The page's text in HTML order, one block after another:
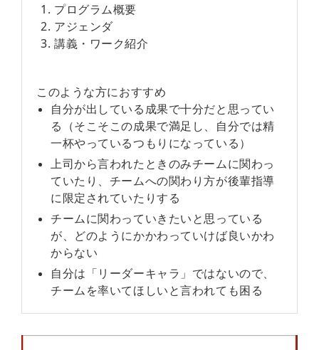
プログラム概要
アジェンダ
講義・ワーク紹介
このような方におすすめ
自分が出している成果で十分だと思ってい
る（そこそこの成果で満足し、自分では精
一杯やっているつもりになっている）
上司から言われたときのみチームに関わっ
ていたり、チームへの関わり方が後輩指導
に限定されていたりする
チームに関わっていきたいと思っている
が、どのようにかかわっていけば良いかわ
からない
自分は「リーダーキャラ」ではないので、
チームを率いてほしいと言われても困る